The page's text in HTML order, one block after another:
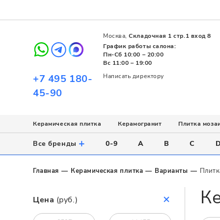
+7 495 180-
45-90
Написать директору
Москва,Складочная 1 стр.1 вход 8
График работы салона:
Пн-Сб 10:00 – 20:00
Вс 11:00 – 19:00
Керамическая плитка
Использование
Напольное
Настенное
Назначение
Для ванной
Стиль
Современный
Пэчворк
Керамогранит
Назначение
Для ванной
Напольное
Поверхность
Матовая
Полированная
Плитка
Назначение
Для ванной
Для бассейна
Цвет
Белый
Серый
Все бренды + 0-9 A B C D
Главная Керамическая плитка Варианты
Цена (руб.)